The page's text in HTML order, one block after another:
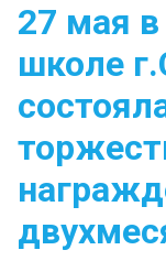
27 мая
школе